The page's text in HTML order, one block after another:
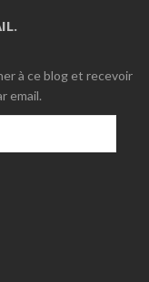
à ce blog et recevoir
email.